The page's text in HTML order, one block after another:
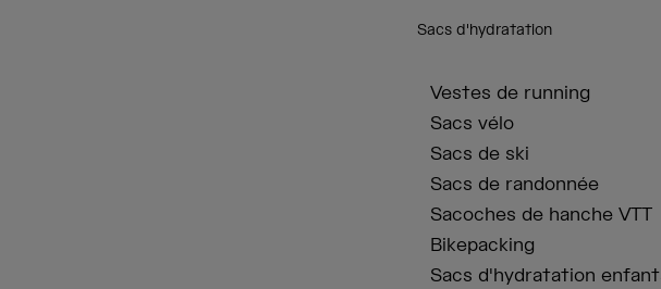
Sacs d'hydratation
Vestes de running
Sacs vélo
Sacs de ski
Sacs de randonnée
Sacoches de hanche VTT
Bikepacking
Sacs d'hydratation